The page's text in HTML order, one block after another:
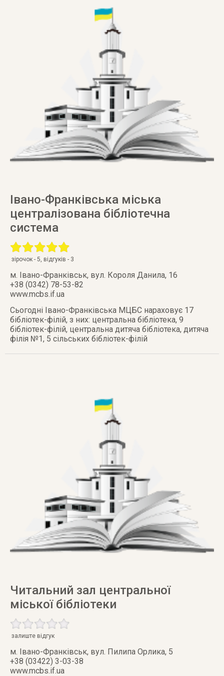
Івано-Франківська міська
централізована бібліотечна
система
зірочок - 5, відгуків - 3
м. Івано-Франківськ, вул. Короля Данила, 16
+38 (0342) 78-53-82
www.mcbs.if.ua
Сьогодні Івано-Франківська МЦБС нараховує 17
бібліотек-філій, з них: центральна бібліотека, 9
бібліотек-філій, центральна дитяча бібліотека, дитяча
філія №1, 5 сільських бібліотек-філій
Читальний зал центральної
міської бібліотеки
залиште відгук
м. Івано-Франківськ, вул. Пилипа Орлика, 5
+38 (03422) 3-03-38
www.mcbs.if.ua